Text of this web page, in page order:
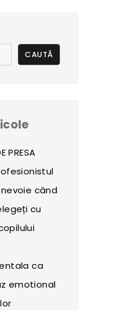
CAUTĂ
PRESA
când
cu
ca
emotional